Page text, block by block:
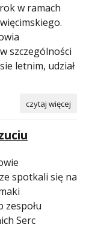
w ramach
szczególności
letnim, udział
czytaj więcej
spotkali się na
zespołu
Serc